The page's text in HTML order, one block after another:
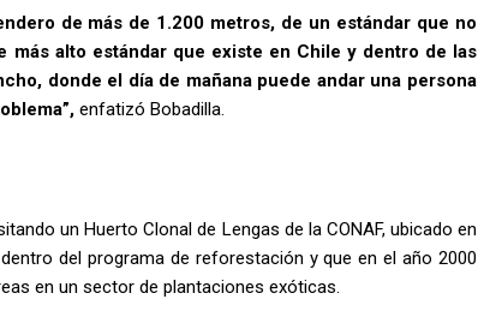
de más de 1.200 metros, de un estándar que no
alto estándar que existe en Chile y dentro de las
donde el día de mañana puede andar una persona
enfatizó Bobadilla.
un Huerto Clonal de Lengas de la CONAF, ubicado en
del programa de reforestación y que en el año 2000
en un sector de plantaciones exóticas.